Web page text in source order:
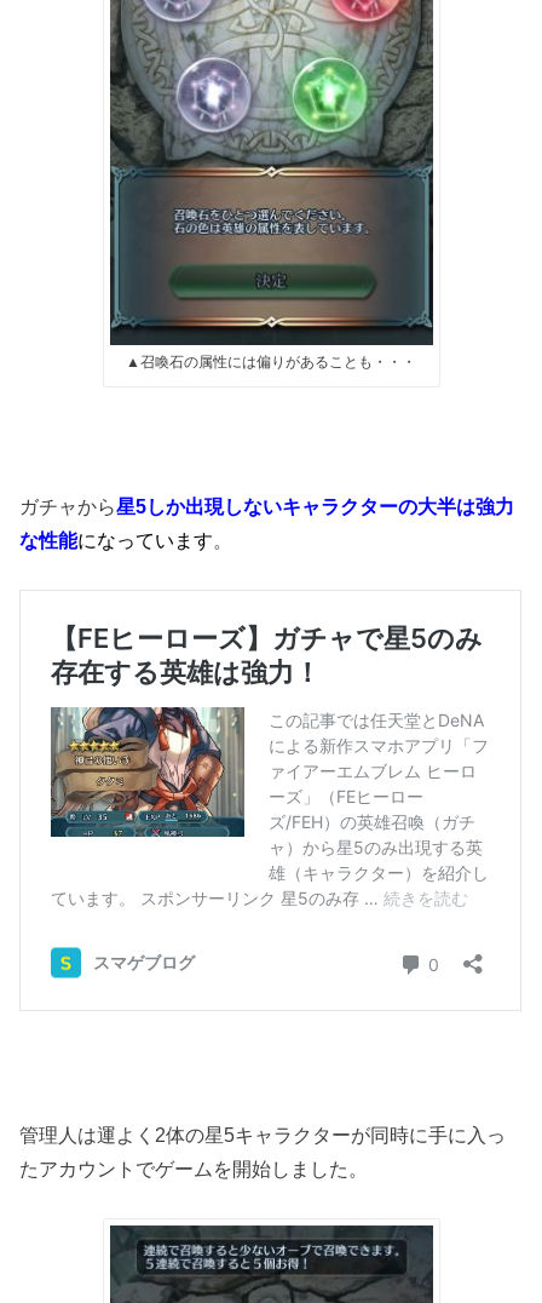
▲召喚石の属性には偏りがあることも・・・
ガチャから星5しか出現しないキャラクターの大半は強力
な性能になっています。
管理人は運よく2体の星5キャラクターが同時に手に入っ
たアカウントでゲームを開始しました。